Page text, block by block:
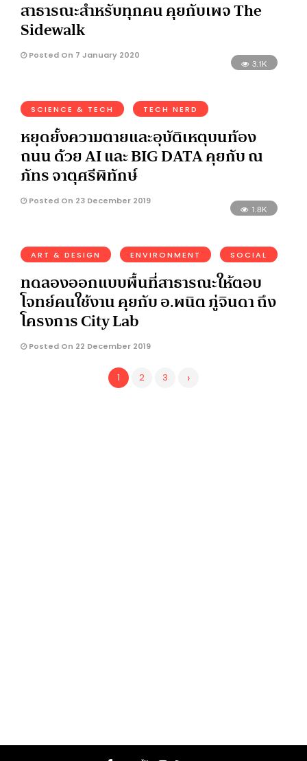
สาธารณะสำหรับทุกคน คุยกับเพจ The
Sidewalk
Posted On 7 January 2020
3.1K
SCIENCE & TECH TECH NERD
หยุดยั้งความตายและอุบัติเหตุบนท้อง
ถนน ด้วย AI และ BIG DATA คุยกับ ณ
ภัทร จาตุศรีพิทักษ์
Posted On 23 December 2019
1.8K
ART & DESIGN ENVIRONMENT SOCIAL
ทดลองออกแบบพื้นที่สาธารณะให้ตอบ
โจทย์คนใช้งาน คุยกับ อ.พนิต ภู่จินดา ถึง
โครงการ City Lab
Posted On 22 December 2019
1 2 3 ›